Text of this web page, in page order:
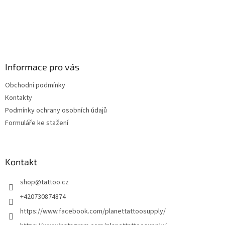
Informace pro vás
Obchodní podmínky
Kontakty
Podmínky ochrany osobních údajů
Formuláře ke stažení
Kontakt
shop@tattoo.cz
+420730874874
https://www.facebook.com/planettattoosupply/